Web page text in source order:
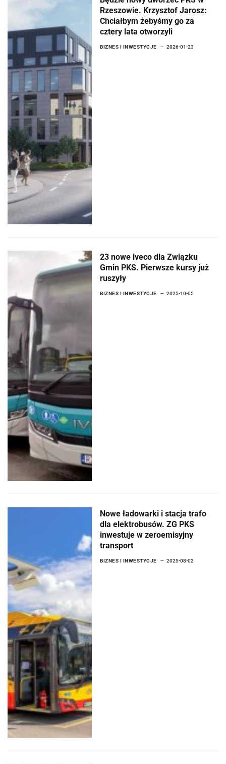
Rzeszowie. Krzysztof Jarosz:
Chciałbym żebyśmy go za
cztery lata otworzyli
BIZNES I INWESTYCJE 2026-01-23
23 nowe iveco dla Związku
Gmin PKS. Pierwsze kursy już
ruszyły
BIZNES I INWESTYCJE 2025-10-05
Nowe ładowarki i stacja trafo
dla elektrobusów. ZG PKS
inwestuje w zeroemisyjny
transport
BIZNES I INWESTYCJE 2025-08-02